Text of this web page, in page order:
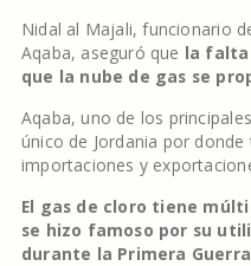
Nidal al Majali, funcionario
Aqaba, aseguró que la falta
que la nube de gas se
Aqaba, uno de los
único de Jordania por
importaciones y
El gas de cloro tiene
se hizo famoso por su
durante la Primera